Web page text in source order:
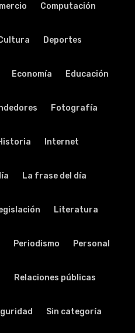
Computación
Deportes
Economía Educación
Fotografía
Internet
La frase del día
Literatura
Periodismo Personal
Relaciones públicas
Sin categoría